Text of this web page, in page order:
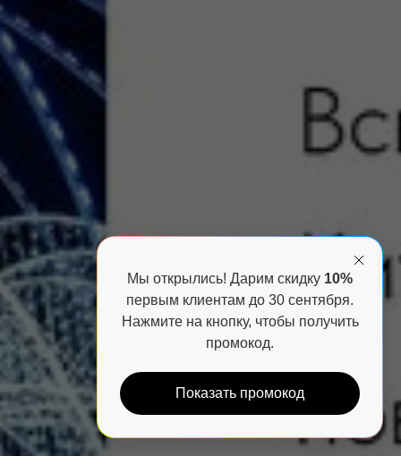
Мы открылись! Дарим скидку 10%
первым клиентам до 30 сентября.
Нажмите на кнопку, чтобы получить
промокод.
Показать промокод